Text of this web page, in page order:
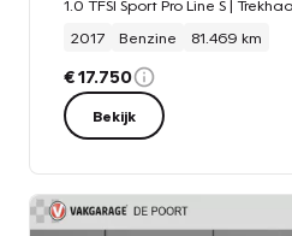
2017
Benzine 81.469 km
€ 17.750
Bekijk